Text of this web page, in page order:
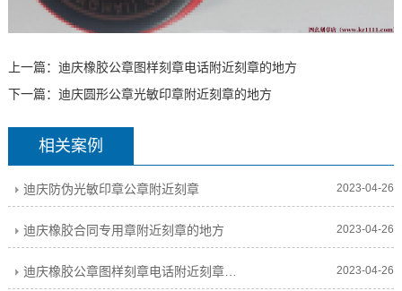
上一篇： 迪庆橡胶公章图样刻章电话附近刻章的地方
下一篇： 迪庆圆形公章光敏印章附近刻章的地方
相关案例
迪庆防伪光敏印章公章附近刻章 2023-04-26
迪庆橡胶合同专用章附近刻章的地方 2023-04-26
迪庆橡胶公章图样刻章电话附近刻章的地方 2023-04-26